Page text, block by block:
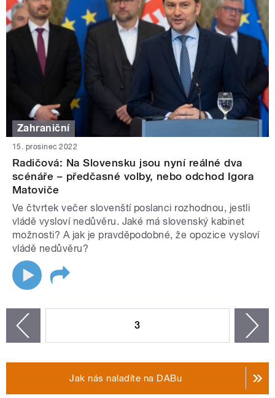
Zahraniční
15. prosinec 2022
Radičová: Na Slovensku jsou nyní reálné dva
scénáře – předčasné volby, nebo odchod Igora
Matoviče
Ve čtvrtek večer slovenští poslanci rozhodnou, jestli
vládě vysloví nedůvěru. Jaké má slovenský kabinet
možnosti? A jak je pravděpodobné, že opozice vysloví
vládě nedůvěru?
3
Jak nás naladíte na DABu